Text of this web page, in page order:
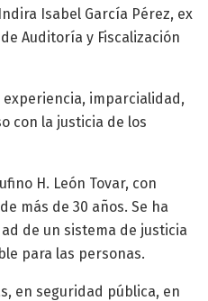
Isabel García Pérez, ex
Auditoría y Fiscalización
imparcialidad,
con la justicia de los
H. León Tovar, con
más de 30 años. Se ha
de un sistema de justicia
para las personas.
en seguridad pública, en